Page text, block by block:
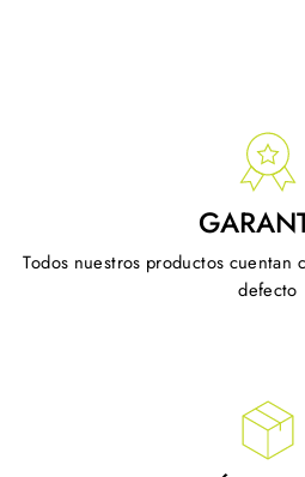
Todos nuestros productos cuentan
defecto